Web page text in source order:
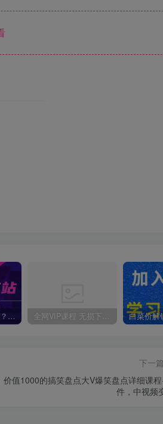
你还在到处找项目？还在当韭菜？我靠卖项目一个月收入5万+，曾经我也是个失败者。 全网VIP课程 无损下载~
下一
价值1000的搞笑盘点大V爆笑盘点详细课
件，中视频